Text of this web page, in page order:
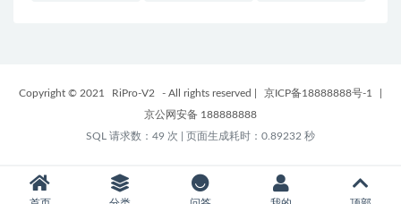
Copyright © 2021 RiPro-V2 - All rights reserved 京ICP备18888888号-1
京公网安备 188888888
SQL 请求数：49 次
页面生成耗时：0.89232 秒